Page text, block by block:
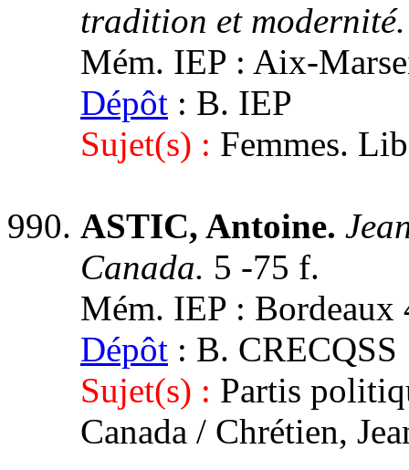
tradition et
Mém. IEP : Aix-
Dépôt : B. IEP
Sujet(s) : Femmes.
ASTIC, Antoine.
Canada. 5 -75 f.
Mém. IEP : Bordeaux
Dépôt : B. CRECQSS
Sujet(s) : Partis
Canada / Chrétien,